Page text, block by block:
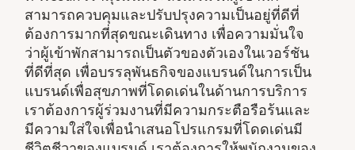
สามารถควบคุมและปรับปรุงความเป็นอยู่ที่ดีที่
ต้องการมากที่สุดขณะเดินทาง เพื่อความมั่นใจ
ว่าผู้เข้าพักสามารถเป็นตัวของตัวเองในเวอร์ชัน
ที่ดีที่สุด เพื่อบรรลุพันธกิจของแบรนด์ในการเป็น
แบรนด์เพื่อสุขภาพที่โดดเด่นในด้านการบริการ
เราต้องการผู้ร่วมงานที่มีความกระตือรือร้นและ
มีความใส่ใจเพื่อนำเสนอโปรแกรมที่โดดเด่นมี